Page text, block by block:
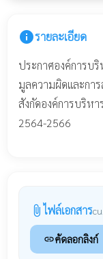
infoรายละเอียด
ประกาศองค์การบ
มูลความผิดและกา
สังกัดองค์การบริห
2564-2566
attach_file ไฟล์เอกสาร
linkคัดลอกลิงก์